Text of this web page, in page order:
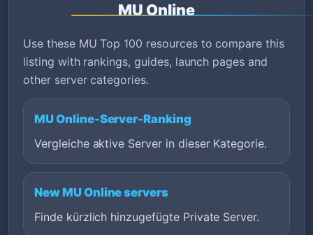
MU Online
Use these MU Top 100 resources to compare this
listing with rankings, guides, launch pages and
other server categories.
MU Online-Server-Ranking
Vergleiche aktive Server in dieser Kategorie.
New MU Online servers
Finde kürzlich hinzugefügte Private Server.